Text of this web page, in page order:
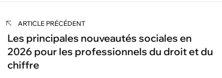
Navigation
de
l’article
ARTICLE PRÉCÉDENT
Les principales nouveautés sociales en
2026 pour les professionnels du droit et du
chiffre